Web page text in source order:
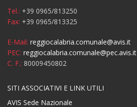
Tel.: +39 0965/813250
Fax: +39 0965/813325
E-Mail: reggiocalabria.comunale@avis.it
PEC: reggiocalabria.comunale@pec.avis.it
C. F.: 80009450802
SITI ASSOCIATIVI E LINK UTILI
AVIS Sede Nazionale